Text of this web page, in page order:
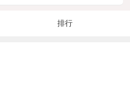
排行